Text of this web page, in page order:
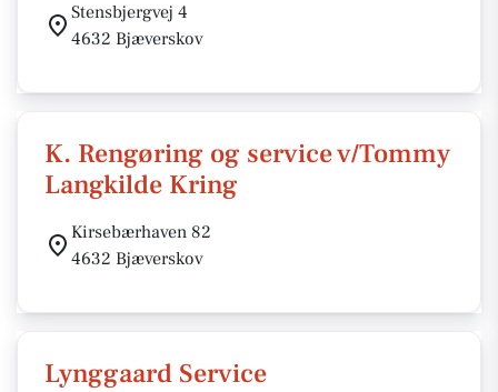
Stensbjergvej 4
4632 Bjæverskov
K. Rengøring og service v/Tommy
Langkilde Kring
Kirsebærhaven 82
4632 Bjæverskov
Lynggaard Service